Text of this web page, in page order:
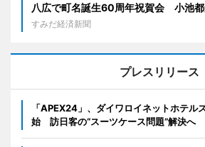
八広で町名誕生60周年祝賀会 小池
すみだ経済新聞
プレスリリース
「APEX24」、ダイワロイネットホテル
始 訪日客の“スーツケース問題”解決へ